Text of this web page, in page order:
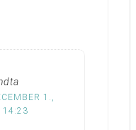
1.,
14:23